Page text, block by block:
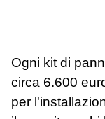
Ogni kit di
circa 6.600
per